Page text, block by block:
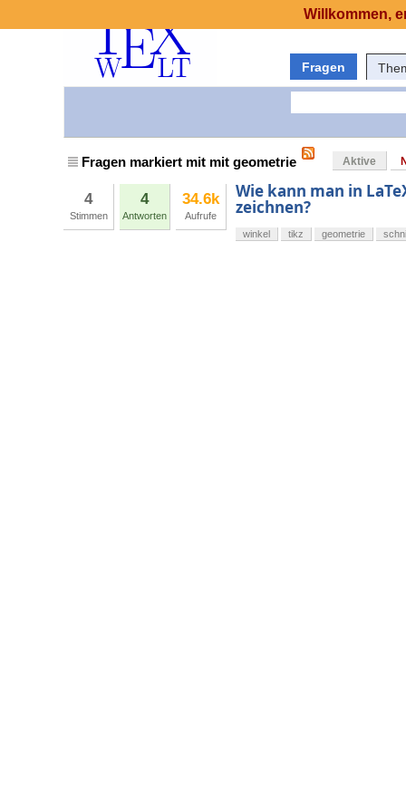
Fragen
Fragen markiert mit mit geometrie Aktive
4
Stimmen
4
Antworten
34.6k
Aufrufe
Wie kann man in
zeichnen?
winkel tikz geometrie
Willkommen,